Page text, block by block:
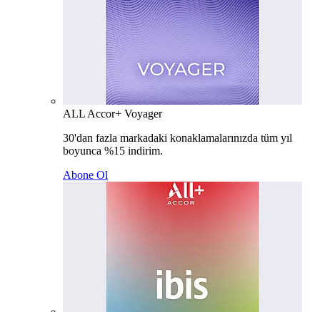
ALL Accor+ Voyager
30'dan fazla markadaki konaklamalarınızda tüm yıl
boyunca %15 indirim.
Abone Ol